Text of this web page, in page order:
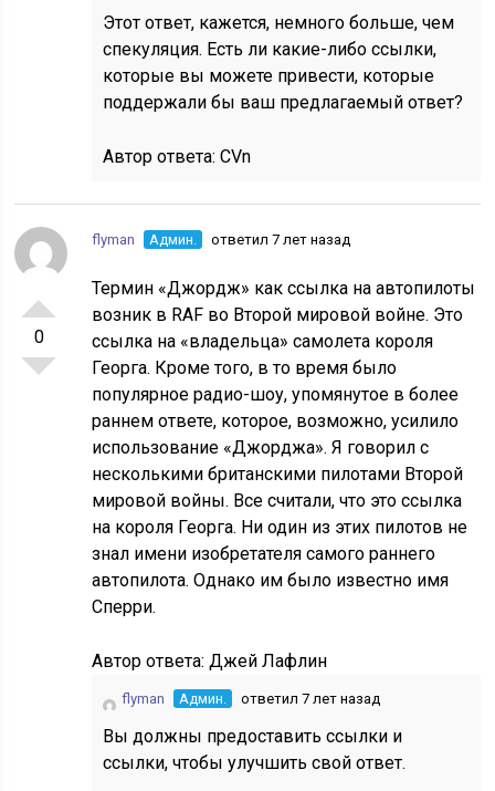
Этот ответ, кажется, немного больше, чем
спекуляция. Есть ли какие-либо ссылки,
которые вы можете привести, которые
поддержали бы ваш предлагаемый ответ?
Автор ответа:CVn
0
flyman Админ. ответил 7 лет назад
Термин «Джордж» как ссылка на автопилоты
возник в RAF во Второй мировой войне. Это
ссылка на «владельца» самолета короля
Георга. Кроме того, в то время было
популярное радио-шоу, упомянутое в более
раннем ответе, которое, возможно, усилило
использование «Джорджа». Я говорил с
несколькими британскими пилотами Второй
мировой войны. Все считали, что это ссылка
на короля Георга. Ни один из этих пилотов не
знал имени изобретателя самого раннего
автопилота. Однако им было известно имя
Сперри.
Автор ответа:Джей Лафлин
flyman Админ. ответил 7 лет назад
Вы должны предоставить ссылки и
ссылки, чтобы улучшить свой ответ.